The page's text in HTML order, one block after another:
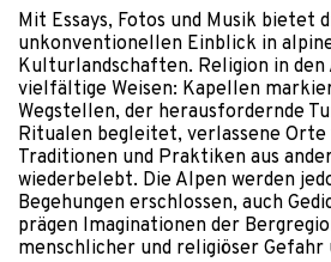
Mit Essays, Fotos und Musik bietet
unkonventionellen Einblick in
Kulturlandschaften. Religion in
vielfältige Weisen: Kapellen
Wegstellen, der herausfordernde
Ritualen begleitet, verlassene
Traditionen und Praktiken aus
wiederbelebt. Die Alpen werden
Begehungen erschlossen, auch
prägen Imaginationen der
menschlicher und religiöser Gefahr